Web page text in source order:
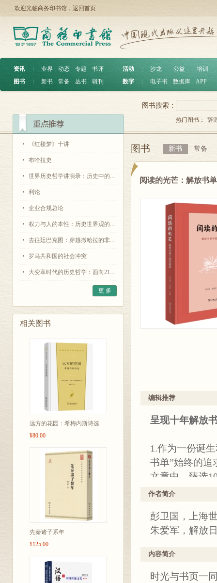
欢迎光临商务印书馆， 返回首页
资讯 ︱ 业界 动态 专题
书评
图书
︱ 新书 常备 丛书 辑刊
活动 沙龙 公益
培训
数字
电子书 数据库 APP
《红楼梦》十讲
布哈拉史
世界历史哲学讲演录：历史中的...
利论
企业合规总论
权力与人的本性：历史世界观的...
去往廷巴克图：穿越撒哈拉的非...
罗马共和国的社会冲突
大变革时代的历史哲学：面向21...
更 多
相关图书
远方的花园：希梅内斯诗选
¥80.00
先秦诸子系年
¥125.00
图书搜索：
热门图书： 辞
图书 新书 常备
阅读的光芒：解放书
编辑推荐
呈现十年解放
1.作为一份诞
书单”始终的追
文章中，臻选
放书单”副书单
单”的品质与追
2.本书收录了
侧面展现了十
3.本书为四色
作者简介
彭卫国，上海
朱爱军，解放
内容简介
时光与书页一